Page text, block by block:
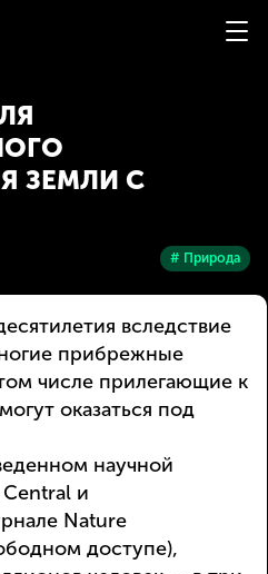
ЗЕМЛИ С
# Природа
вследствие
прибрежные
числе прилегающие к
оказаться под
научной
и
Nature
доступе),